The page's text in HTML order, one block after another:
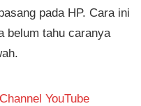
pada HP. Cara ini
belum tahu caranya
YouTube